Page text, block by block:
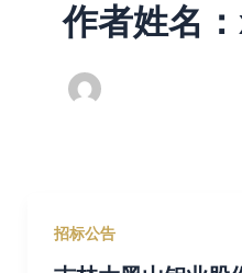
作者姓名
招标公告